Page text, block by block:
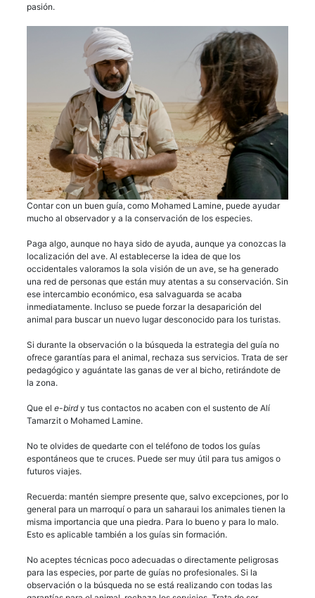
pasión.
Contar con un buen guía, como Mohamed Lamine, puede ayudar
mucho al observador y a la conservación de los especies.
Paga algo, aunque no haya sido de ayuda, aunque ya conozcas la
localización del ave. Al establecerse la idea de que los
occidentales valoramos la sola visión de un ave, se ha generado
una red de personas que están muy atentas a su conservación. Sin
ese intercambio económico, esa salvaguarda se acaba
inmediatamente. Incluso se puede forzar la desaparición del
animal para buscar un nuevo lugar desconocido para los turistas.
Si durante la observación o la búsqueda la estrategia del guía no
ofrece garantías para el animal, rechaza sus servicios. Trata de ser
pedagógico y aguántate las ganas de ver al bicho, retirándote de
la zona.
Que el e-birdy tus contactos no acaben con el sustento de Alí
Tamarzit o Mohamed Lamine.
No te olvides de quedarte con el teléfono de todos los guías
espontáneos que te cruces. Puede ser muy útil para tus amigos o
futuros viajes.
Recuerda: mantén siempre presente que, salvo excepciones, por lo
general para un marroquí o para un saharaui los animales tienen la
misma importancia que una piedra. Para lo bueno y para lo malo.
Esto es aplicable también a los guías sin formación.
No aceptes técnicas poco adecuadas o directamente peligrosas
para las especies, por parte de guías no profesionales. Si la
observación o la búsqueda no se está realizando con todas las